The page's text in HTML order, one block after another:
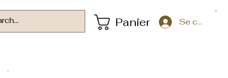
Panier Se connecter